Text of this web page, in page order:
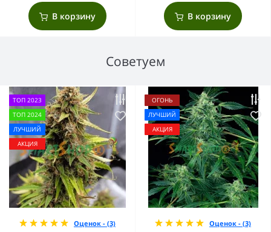
В корзину В корзину
Советуем
ТОП 2023
ТОП 2024
ЛУЧШИЙ
АКЦИЯ
Оценок - (3)
ОГОНЬ
ЛУЧШИЙ
АКЦИЯ
Оценок - (3)